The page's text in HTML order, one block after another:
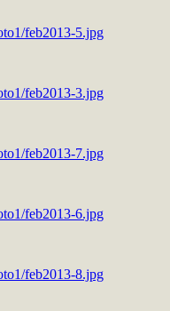
feb2013-5.jpg
feb2013-3.jpg
feb2013-7.jpg
feb2013-6.jpg
feb2013-8.jpg